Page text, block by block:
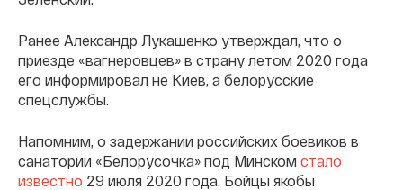
Ранее Александр Лукашенко утверждал, что о
приезде «вагнеровцев» в страну летом 2020 года
его информировал не Киев, а белорусские
спецслужбы.
Напомним, о задержании российских боевиков в
санатории «Белорусочка» под Минском стало
известно 29 июля 2020 года. Бойцы якобы